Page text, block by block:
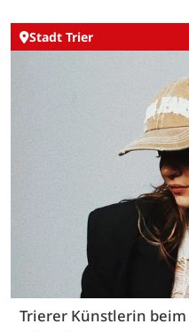
Stadt Trier
Trierer Künstlerin